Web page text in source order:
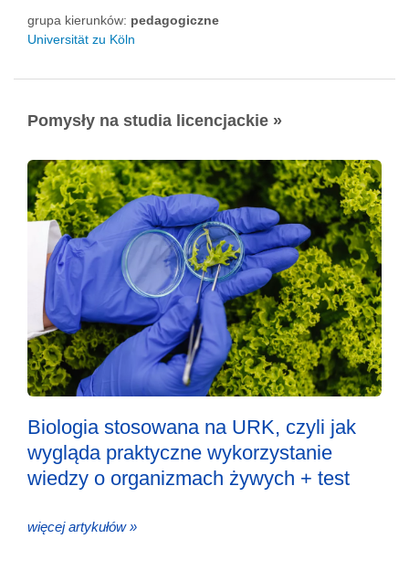
grupa kierunków: pedagogiczne
Universität zu Köln
Pomysły na studia licencjackie »
Biologia stosowana na URK, czyli jak
wygląda praktyczne wykorzystanie
wiedzy o organizmach żywych + test
więcej artykułów »